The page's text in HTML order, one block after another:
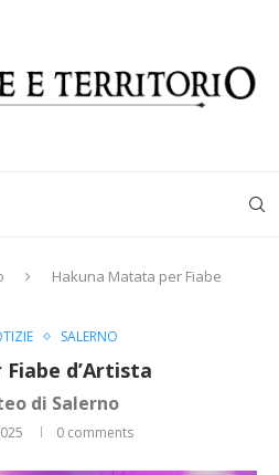
Hakuna Matata per Fiabe
SALERNO
d’Artista
di Salerno
0 comments